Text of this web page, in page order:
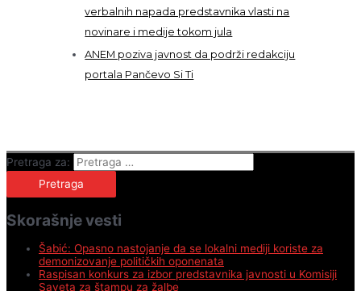
verbalnih napada predstavnika vlasti na
novinare i medije tokom jula
ANEM poziva javnost da podrži redakciju
portala Pančevo Si Ti
Pretraga za:
Skorašnje vesti
Šabić: Opasno nastojanje da se lokalni mediji koriste za
demonizovanje političkih oponenata
Raspisan konkurs za izbor predstavnika javnosti u Komisiji
Saveta za štampu za žalbe